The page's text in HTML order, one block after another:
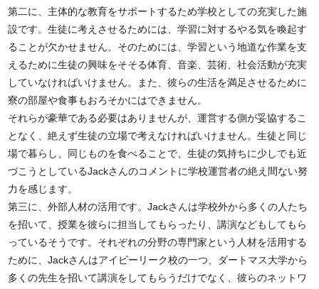
第二に、主体的な教育をサポートするため学校としての充実した施
設です。生徒に考えさせるためには、学習に対するやる気を喚起す
ることが欠かせません。そのためには、学習という地道な作業を支
えるために生徒の興味をそそる体育、音楽、芸術、社会活動が充実
していなければいけません。また、彼らの生活を満足させるために
寮の部屋や食事もおろそかにはできません。
それらが豪華である必要はありませんが、運営する側が妥協するこ
となく、絶えず生徒の立場で考えなければいけません。生徒と同じ
場で暮らし、同じものを食べることで、生徒の気持ちに少しでも近
づこうとしているJackさんのコメントに学校運営者の絶え間ない努
力を感じます。
第三に、外部人材の活用です。Jackさんは学校外から多くの人たち
を招いて、授業を彼らに担当してもらったり、講演などもしてもら
っているそうです。それぞれの分野の専門家という人材を活用する
ために、Jackさんはアイビーリーク校の一つ、ダートマス大学から
多くの先生を招いて講演をしてもらうだけでなく、彼らのネットワ